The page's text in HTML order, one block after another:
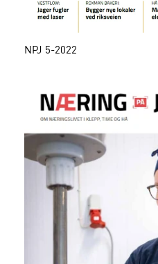
NPJ 5-2022